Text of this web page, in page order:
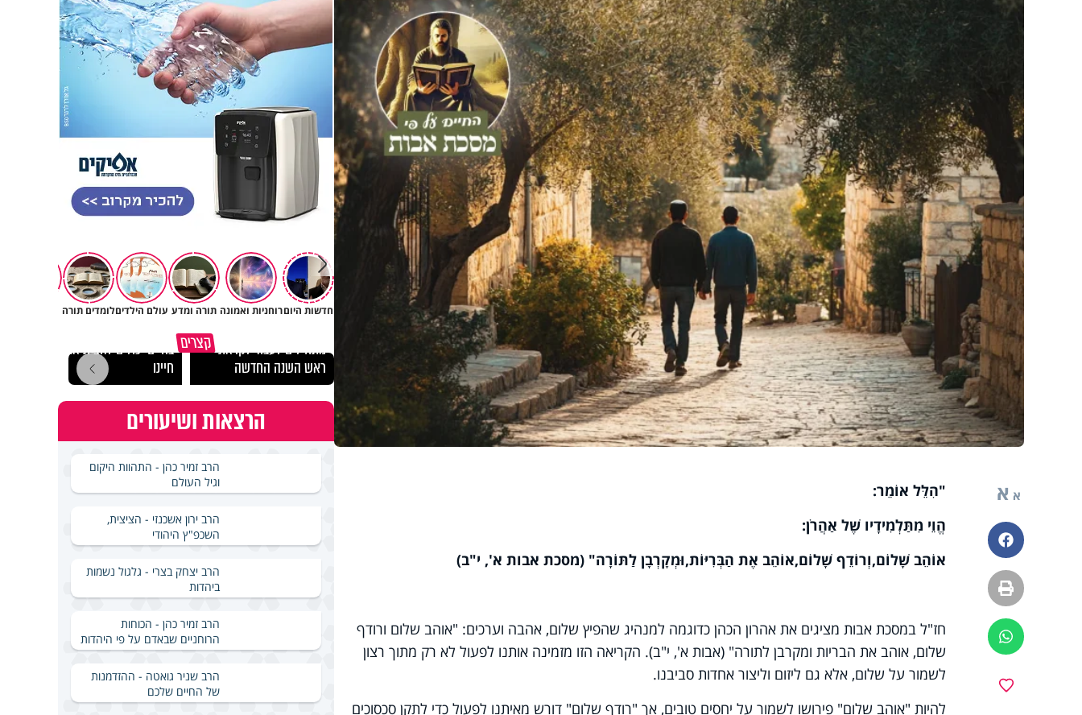
א א
פייסבוק
הדפסה
ווטסאפ
"הִלֵּל אוֹמֵר:
הֱוֵי מִתַּלְמִידָיו שֶׁל אַהֲרֹן:
אוֹהֵב שָׁלוֹם,וְרוֹדֵף שָׁלוֹם,אוֹהֵב אֶת הַבְּרִיּוֹת,וּמְקָרְבָן לַתּוֹרָה" (מסכת אבות א', י"ב)
חז"ל במסכת אבות מציגים את אהרון הכהן כדוגמה למנהיג שהפיץ שלום, אהבה וערכים: "אוהב שלום ורודף
שלום, אוהב את הבריות ומקרבן לתורה" (אבות א', י"ב). הקריאה הזו מזמינה אותנו לפעול לא רק מתוך רצון
לשמור על שלום, אלא גם ליזום וליצור אחדות סביבנו.
להיות "אוהב שלום" פירושו לשמור על יחסים טובים, אך "רודף שלום" דורש מאיתנו לפעול כדי לתקן סכסוכים
חדשות היוםרוחניות ואמונה תורה ומדע עולם הילדיםלומדים תורה
קצרים מתחילים לעבוד לקראת
ראש השנה החדשה
בחיים יכולים להצית את
חיינו
הרצאות ושיעורים
הרב זמיר כהן - התהוות היקום
וגיל העולם
הרב ירון אשכנזי - הציצית,
השכפ"ץ היהודי
הרב יצחק בצרי - גלגול נשמות
ביהדות
הרב זמיר כהן - הכוחות
הרוחניים שבאדם על פי היהדות
הרב שניר גואטה - ההזדמנות
של החיים שלכם